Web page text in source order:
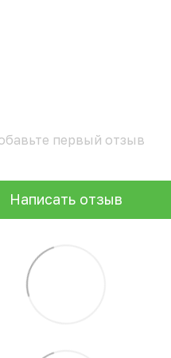
первый отзыв
Написать отзыв